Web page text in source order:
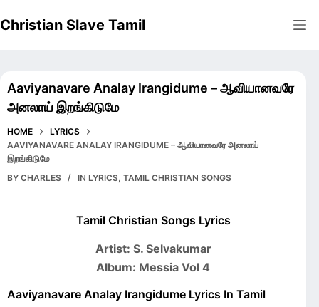
to
Christian Slave Tamil
Aaviyanavare Analay Irangidume – ஆவியானவரே
அனலாய் இறங்கிடுமே
HOME
LYRICS
AAVIYANAVARE ANALAY IRANGIDUME – ஆவியானவரே அனலாய்
இறங்கிடுமே
BY CHARLES IN LYRICS,TAMIL CHRISTIAN SONGS
Tamil Christian Songs Lyrics
Artist: S. Selvakumar
Album: Messia Vol 4
Aaviyanavare Analay Irangidume Lyrics In Tamil